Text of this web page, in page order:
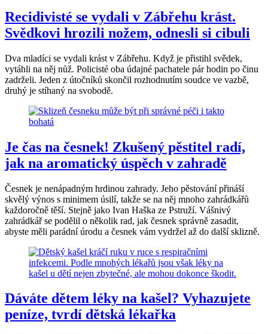
Recidivisté se vydali v Zábřehu krást.
Svědkovi hrozili nožem, odnesli si cibuli
Dva mladíci se vydali krást v Zábřehu. Když je přistihl svědek,
vytáhli na něj nůž. Policisté oba údajné pachatele pár hodin po činu
zadrželi. Jeden z útočníků skončil rozhodnutím soudce ve vazbě,
druhý je stíhaný na svobodě.
Je čas na česnek! Zkušený pěstitel radí,
jak na aromatický úspěch v zahradě
Česnek je nenápadným hrdinou zahrady. Jeho pěstování přináší
skvělý výnos s minimem úsilí, takže se na něj mnoho zahrádkářů
každoročně těší. Stejně jako Ivan Haška ze Pstruží. Vášnivý
zahrádkář se podělil o několik rad, jak česnek správně zasadit,
abyste měli parádní úrodu a česnek vám vydržel až do další sklizně.
Dáváte dětem léky na kašel? Vyhazujete
peníze, tvrdí dětská lékařka